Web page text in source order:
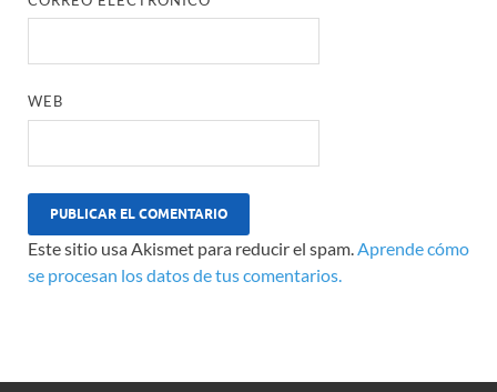
WEB
Este sitio usa Akismet para reducir el spam. Aprende cómo
se procesan los datos de tus comentarios.